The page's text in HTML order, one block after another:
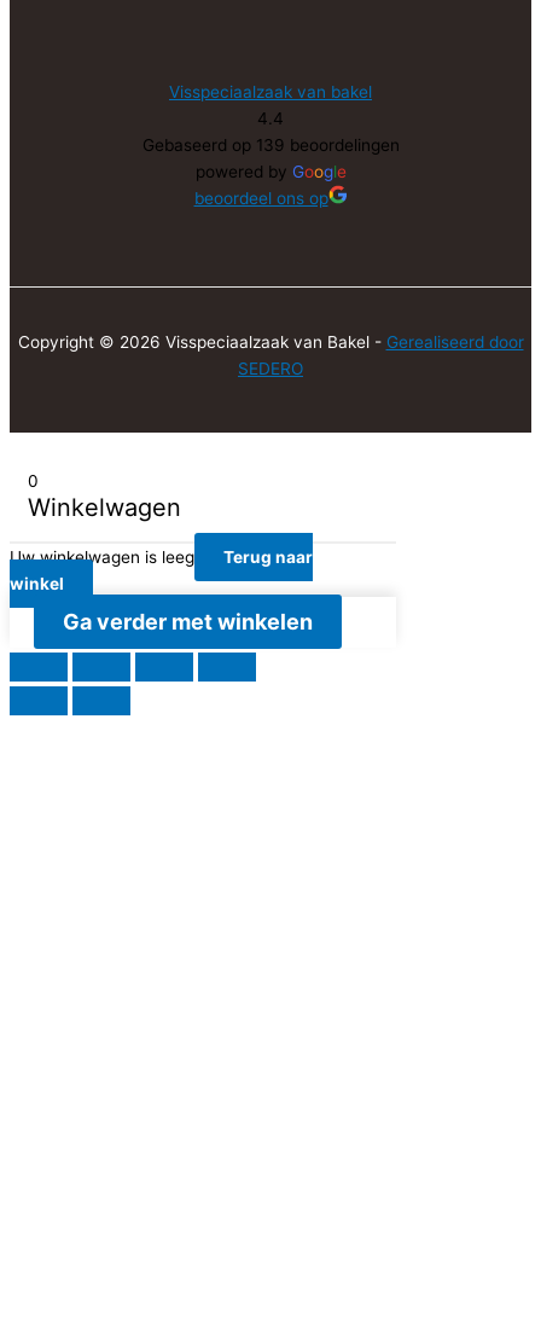
Visspeciaalzaak van bakel
4.4
Gebaseerd op 139 beoordelingen
powered by Google
beoordeel ons op
Copyright © 2026 Visspeciaalzaak van Bakel - Gerealiseerd door
SEDERO
0
Winkelwagen
Uw winkelwagen is leeg
Terug naar
winkel
Ga verder met winkelen